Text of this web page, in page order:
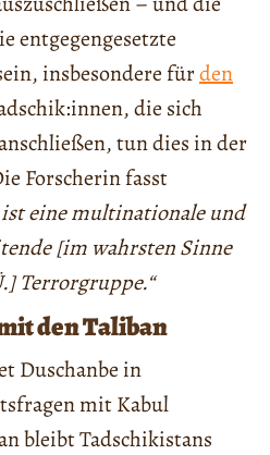
entgegengesetzte
insbesondere fürden
die sich
tun dies in der
Forscherin fasst
eine multinationale und
[im wahrsten Sinne
Terrorgruppe.“
den Taliban
Duschanbe in
mit Kabul
bleibt Tadschikistans